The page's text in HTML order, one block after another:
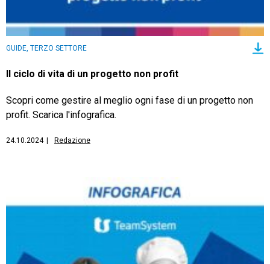
GUIDE, TERZO SETTORE
Il ciclo di vita di un progetto non profit
Scopri come gestire al meglio ogni fase di un progetto non
profit. Scarica l'infografica.
24.10.2024 | Redazione